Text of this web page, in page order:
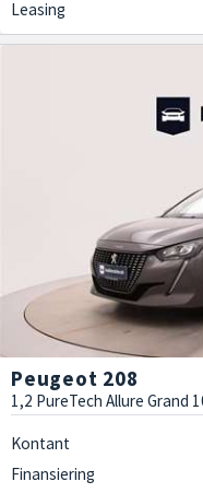
Leasing
Peugeot 208
1,2 PureTech Allure Grand
Kontant
Finansiering